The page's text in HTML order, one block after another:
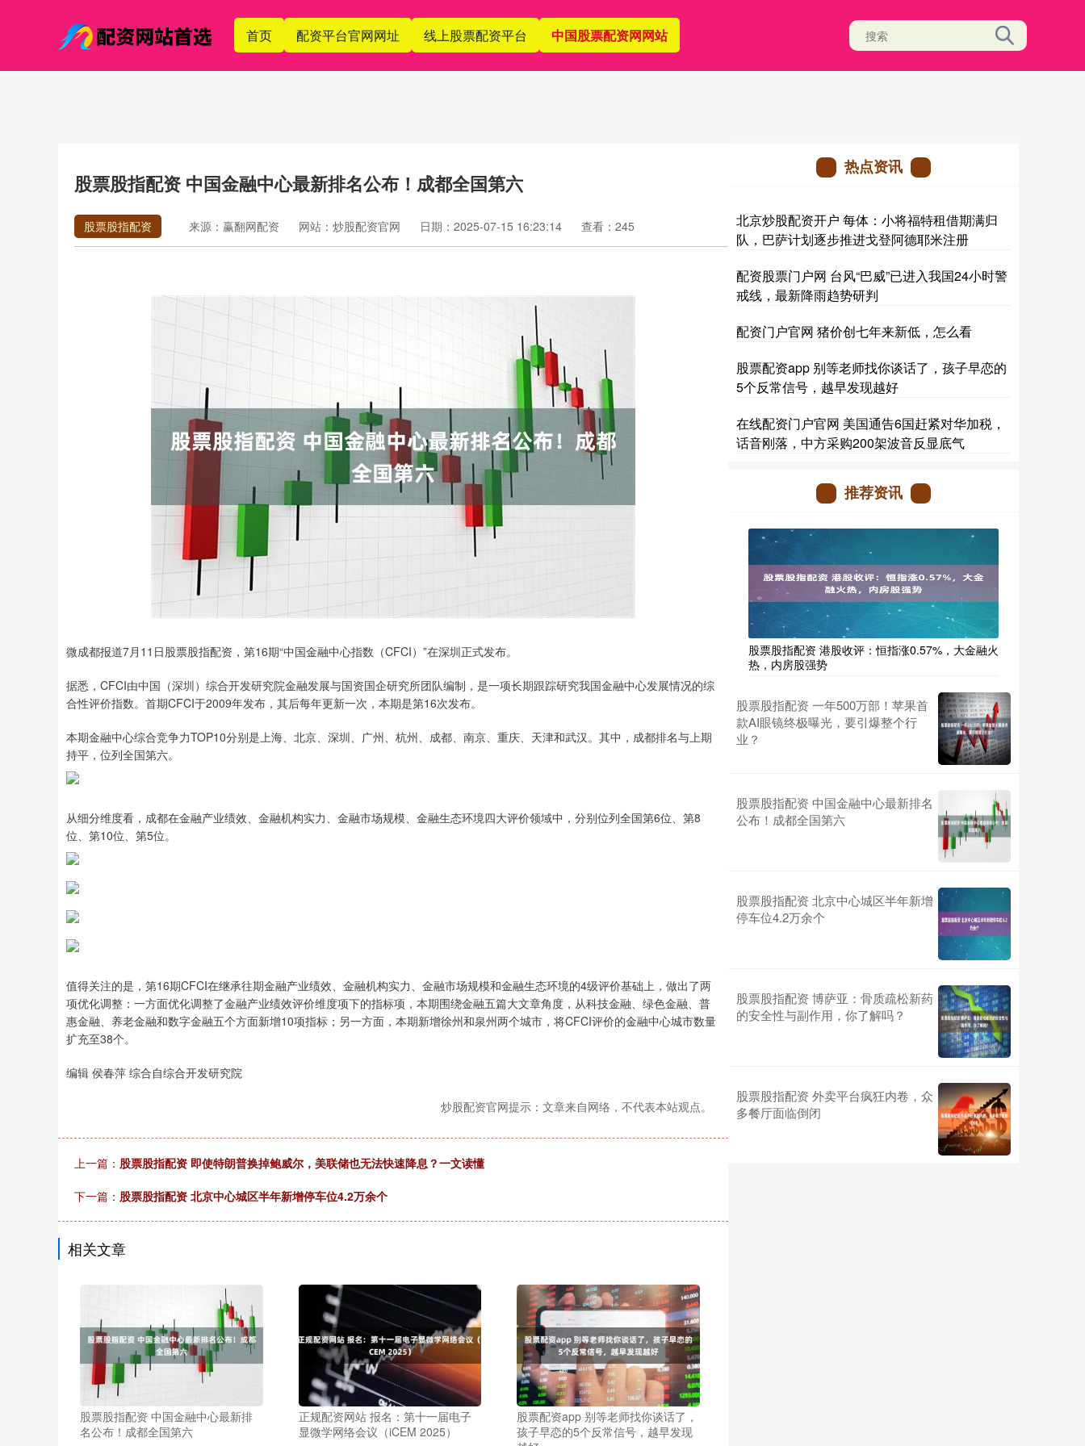
首页 配资平台官网网址 线上股票配资平台 中国股票配资网网站
股票股指配资 中国金融中心最新排名公布！成都全国第六
股票股指配资 来源：赢翻网配资 网站：炒股配资官网 日期：2025-07-15 16:23:14 查看：245
微成都报道7月11日股票股指配资，第16期“中国金融中心指数（CFCI）”在深圳正式发布。
据悉，CFCI由中国（深圳）综合开发研究院金融发展与国资国企研究所团队编制，是一项长期跟踪研究我国金融中心发展情况的综
合性评价指数。首期CFCI于2009年发布，其后每年更新一次，本期是第16次发布。
本期金融中心综合竞争力TOP10分别是上海、北京、深圳、广州、杭州、成都、南京、重庆、天津和武汉。其中，成都排名与上期
持平，位列全国第六。
从细分维度看，成都在金融产业绩效、金融机构实力、金融市场规模、金融生态环境四大评价领域中，分别位列全国第6位、第8
位、第10位、第5位。
值得关注的是，第16期CFCI在继承往期金融产业绩效、金融机构实力、金融市场规模和金融生态环境的4级评价基础上，做出了两
项优化调整：一方面优化调整了金融产业绩效评价维度项下的指标项，本期围绕金融五篇大文章角度，从科技金融、绿色金融、普
惠金融、养老金融和数字金融五个方面新增10项指标；另一方面，本期新增徐州和泉州两个城市，将CFCI评价的金融中心城市数量
扩充至38个。
编辑 侯春萍 综合自综合开发研究院
炒股配资官网提示：文章来自网络，不代表本站观点。
上一篇： 股票股指配资 即使特朗普换掉鲍威尔，美联储也无法快速降息？一文读懂
下一篇： 股票股指配资 北京中心城区半年新增停车位4.2万余个
相关文章
股票股指配资 中国金融中心最新排
名公布！成都全国第六
正规配资网站 报名：第十一届电子
显微学网络会议（iCEM 2025）
股票配资app 别等老师找你谈话了，
孩子早恋的5个反常信号，越早发现
热点资讯
北京炒股配资开户 每体：小将福特租借期满归
队，巴萨计划逐步推进戈登阿德耶米注册
配资股票门户网 台风“巴威”已进入我国24小时警
戒线，最新降雨趋势研判
配资门户官网 猪价创七年来新低，怎么看
股票配资app 别等老师找你谈话了，孩子早恋的
5个反常信号，越早发现越好
在线配资门户官网 美国通告6国赶紧对华加税，
话音刚落，中方采购200架波音反显底气
推荐资讯
股票股指配资 港股收评：恒指涨0.57%，大金融火
热，内房股强势
股票股指配资 一年500万部！苹果首
款AI眼镜终极曝光，要引爆整个行
业？
股票股指配资 中国金融中心最新排名
公布！成都全国第六
股票股指配资 北京中心城区半年新增
停车位4.2万余个
股票股指配资 博萨亚：骨质疏松新药
的安全性与副作用，你了解吗？
股票股指配资 外卖平台疯狂内卷，众
多餐厅面临倒闭